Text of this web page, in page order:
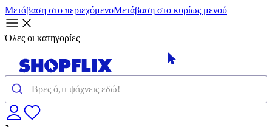
Μετάβαση στο περιεχόμενοΜετάβαση στο κυρίως μενού
Όλες οι κατηγορίες